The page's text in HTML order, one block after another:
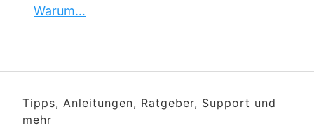
Warum…
Tipps, Anleitungen, Ratgeber, Support und
mehr